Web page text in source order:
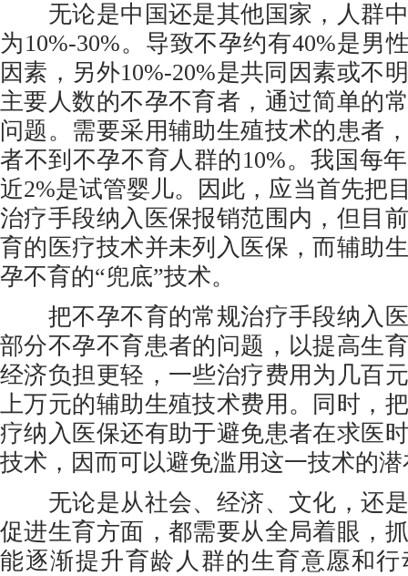
无论是中国还是其他国家，人群中
为10%-30%。导致不孕约有40%是男
因素，另外10%-20%是共同因素或不
主要人数的不孕不育者，通过简单的
问题。需要采用辅助生殖技术的患者
者不到不孕不育人群的10%。我国每
近2%是试管婴儿。因此，应当首先把
治疗手段纳入医保报销范围内，但目
育的医疗技术并未列入医保，而辅助
孕不育的“兜底”技术。
把不孕不育的常规治疗手段纳入医
部分不孕不育患者的问题，以提高生
经济负担更轻，一些治疗费用为几百
上万元的辅助生殖技术费用。同时，
疗纳入医保还有助于避免患者在求医
技术，因而可以避免滥用这一技术的
无论是从社会、经济、文化，还是
促进生育方面，都需要从全局着眼，
能逐渐提升育龄人群的生育意愿和